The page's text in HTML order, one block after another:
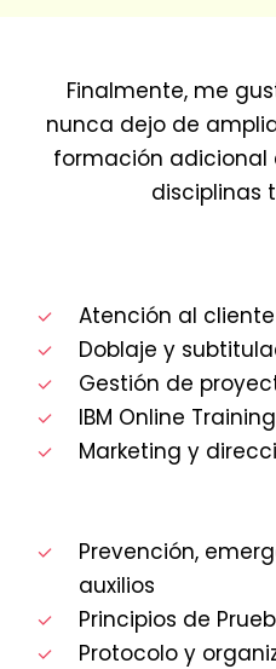
Finalmente, me
nunca dejo de
formación
disciplinas
Atención al
Doblaje y
Gestión de
IBM Online
Marketing y
Prevención,
auxilios
Principios de
Protocolo y